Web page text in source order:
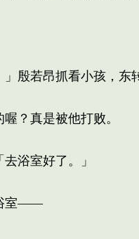
殷若昂抓看小孩，东
？真是被他打败。
浴室好了。」
室——